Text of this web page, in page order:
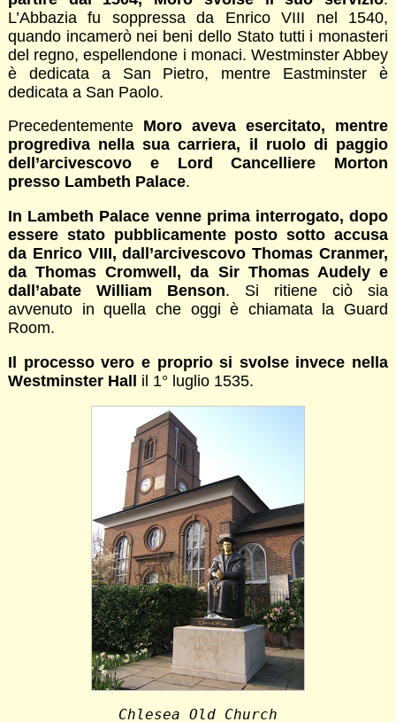
L’Abbazia fu soppressa da Enrico VIII nel 1540,
quando incamerò nei beni dello Stato tutti i monasteri
del regno, espellendone i monaci. Westminster Abbey
è dedicata a San Pietro, mentre Eastminster è
dedicata a San Paolo.
Precedentemente Moro aveva esercitato, mentre
progrediva nella sua carriera, il ruolo di paggio
dell’arcivescovo e Lord Cancelliere Morton
presso Lambeth Palace.
In Lambeth Palace venne prima interrogato, dopo
essere stato pubblicamente posto sotto accusa
da Enrico VIII, dall’arcivescovo Thomas Cranmer,
da Thomas Cromwell, da Sir Thomas Audely e
dall’abate William Benson. Si ritiene ciò sia
avvenuto in quella che oggi è chiamata la Guard
Room.
Il processo vero e proprio si svolse invece nella
Westminster Hall il 1° luglio 1535.
Chlesea Old Church